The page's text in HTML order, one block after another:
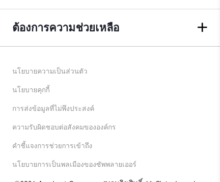
ต้องการความช่วยเหลือ
นโยบายความเป็นส่วนตัว
นโยบายคุกกี้
การส่งข้อมูลที่ไม่พึงประสงค์
ความรับผิดชอบต่อสังคมขององค์กร
คําชี้แจงการช่วยการเข้าถึง
นโยบายการเป็นพลเมืองของซัพพลายเออร์